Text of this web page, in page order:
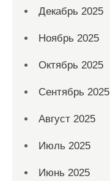
Декабрь 2025
Ноябрь 2025
Октябрь 2025
Сентябрь 2025
Август 2025
Июль 2025
Июнь 2025